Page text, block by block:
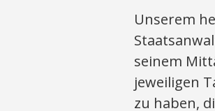
Unserem
seinem
jeweiligen
zu haben,